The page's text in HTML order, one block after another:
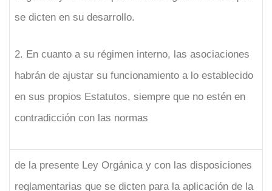
se dicten en su desarrollo.
2. En cuanto a su régimen interno, las asociaciones
habrán de ajustar su funcionamiento a lo establecido
en sus propios Estatutos, siempre que no estén en
contradicción con las normas
de la presente Ley Orgánica y con las disposiciones
reglamentarias que se dicten para la aplicación de la